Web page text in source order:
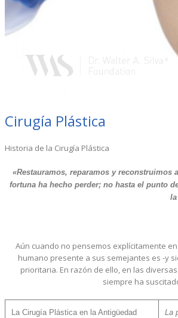
Cirugía Plástica
Historia de la Cirugía Plástica
«Restauramos, reparamos y reconstruimos
fortuna ha hecho perder; no hasta el punto
la
Aún cuando no pensemos explícitamente
humano presente a sus semejantes es -y
prioritaria. En razón de ello, en las
siempre ha
La Cirugía Plástica en la Antigüedad
La